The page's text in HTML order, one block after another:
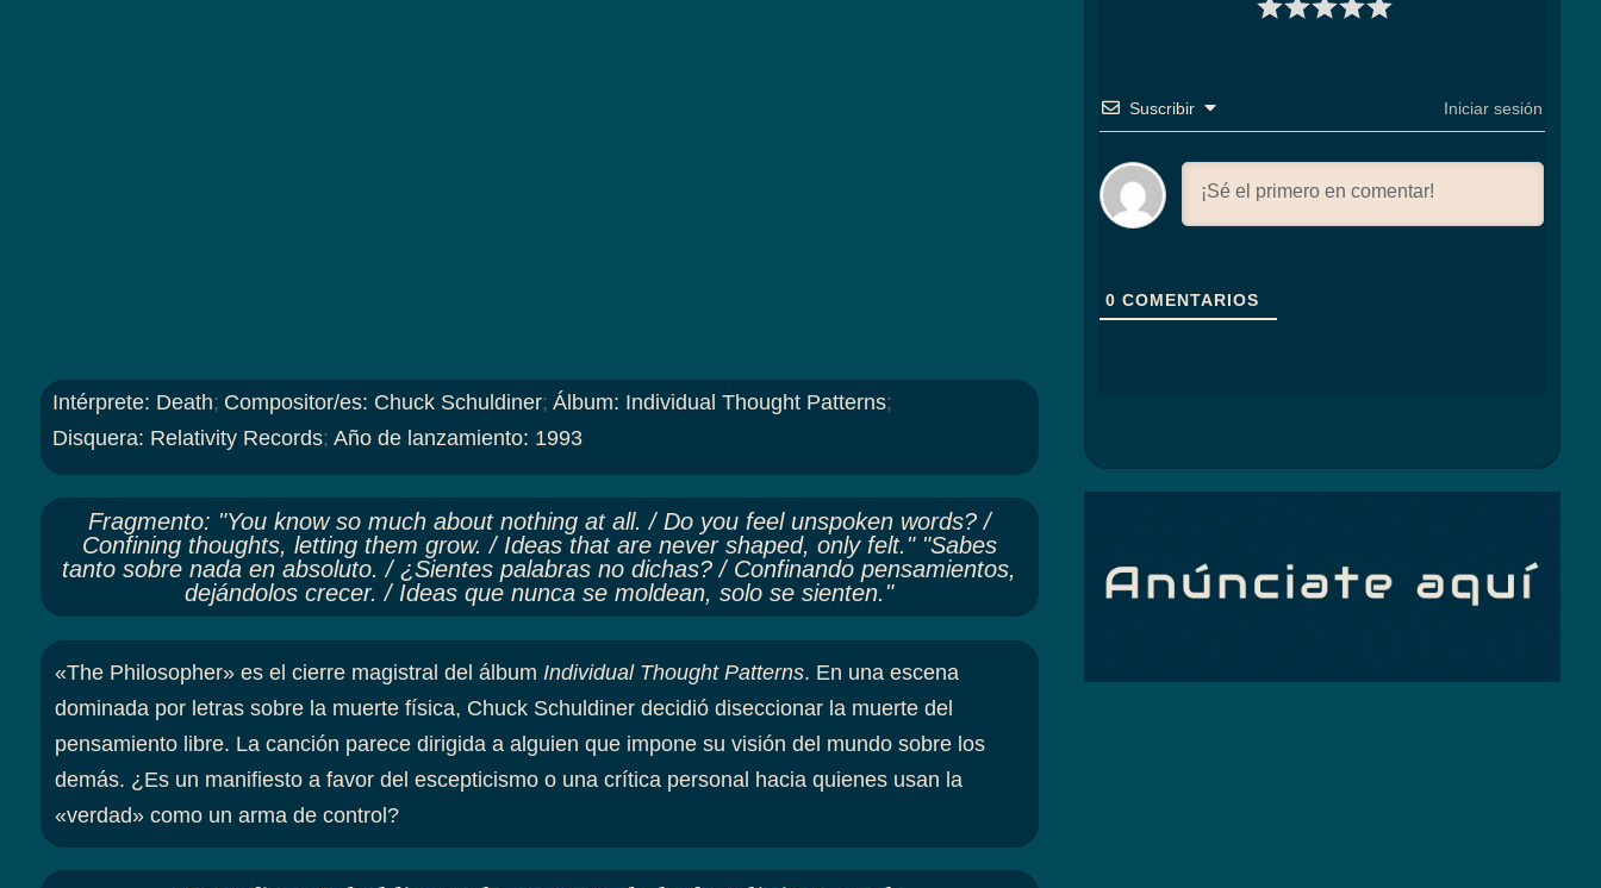
Intérprete: Death; Compositor/es: Chuck Schuldiner; Álbum: Individual Thought Patterns;
Disquera: Relativity Records; Año de lanzamiento: 1993
Fragmento: "You know so much about nothing at all. / Do you feel unspoken words? /
Confining thoughts, letting them grow. / Ideas that are never shaped, only felt." "Sabes
tanto sobre nada en absoluto. / ¿Sientes palabras no dichas? / Confinando pensamientos,
dejándolos crecer. / Ideas que nunca se moldean, solo se sienten."
«The Philosopher» es el cierre magistral del álbum Individual Thought Patterns. En una escena
dominada por letras sobre la muerte física, Chuck Schuldiner decidió diseccionar la muerte del
pensamiento libre. La canción parece dirigida a alguien que impone su visión del mundo sobre los
demás. ¿Es un manifiesto a favor del escepticismo o una crítica personal hacia quienes usan la
«verdad» como un arma de control?
Suscribir Iniciar sesión
0 COMENTARIOS